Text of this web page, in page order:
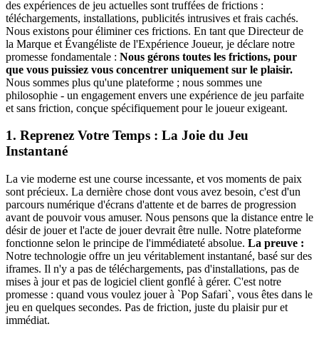
des expériences de jeu actuelles sont truffées de frictions :
téléchargements, installations, publicités intrusives et frais cachés.
Nous existons pour éliminer ces frictions. En tant que Directeur de
la Marque et Évangéliste de l'Expérience Joueur, je déclare notre
promesse fondamentale : Nous gérons toutes les frictions, pour
que vous puissiez vous concentrer uniquement sur le plaisir.
Nous sommes plus qu'une plateforme ; nous sommes une
philosophie - un engagement envers une expérience de jeu parfaite
et sans friction, conçue spécifiquement pour le joueur exigeant.
1. Reprenez Votre Temps : La Joie du Jeu
Instantané
La vie moderne est une course incessante, et vos moments de paix
sont précieux. La dernière chose dont vous avez besoin, c'est d'un
parcours numérique d'écrans d'attente et de barres de progression
avant de pouvoir vous amuser. Nous pensons que la distance entre le
désir de jouer et l'acte de jouer devrait être nulle. Notre plateforme
fonctionne selon le principe de l'immédiateté absolue. La preuve :
Notre technologie offre un jeu véritablement instantané, basé sur des
iframes. Il n'y a pas de téléchargements, pas d'installations, pas de
mises à jour et pas de logiciel client gonflé à gérer. C'est notre
promesse : quand vous voulez jouer à `Pop Safari`, vous êtes dans le
jeu en quelques secondes. Pas de friction, juste du plaisir pur et
immédiat.